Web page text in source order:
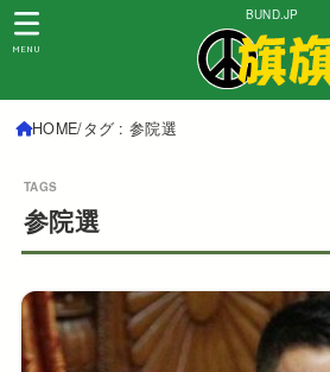
BUND.JP
MENU
HOME タグ : 参院選
参院選